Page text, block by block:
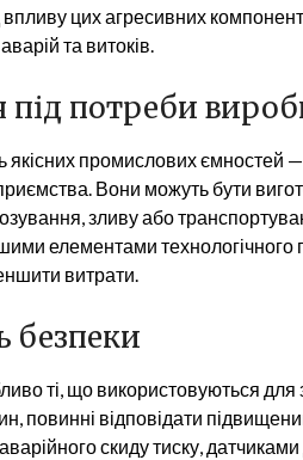
цих агресивних
та витоків.
під потреби
якісних промислових ємностей
Вони можуть бути
зливу або
елементами
витрати.
безпеки
ті, що використовуються для
повинні відповідати
скиду тиску, датчиками